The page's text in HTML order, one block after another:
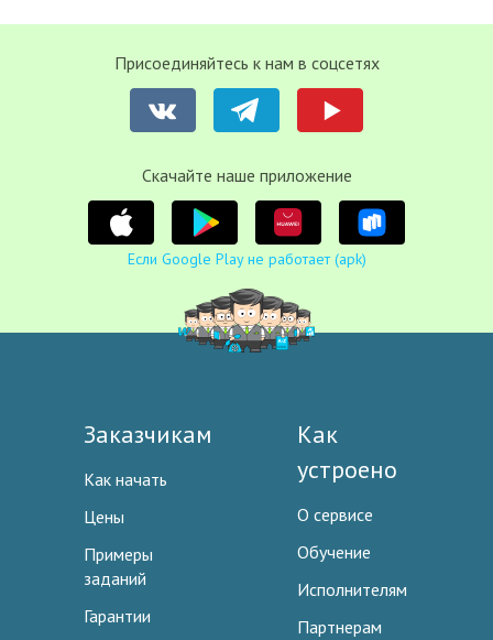
Присоединяйтесь к нам в соцсетях
Cкачайте наше приложение
Если Google Play не работает (apk)
Заказчикам
Как начать
Цены
Примеры
заданий
Гарантии
Как
устроено
О сервисе
Обучение
Исполнителям
Партнерам